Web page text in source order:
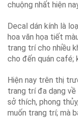
chuộng nhất hiện
Decal dán kính là
hoa văn họa tiết
trang trí cho nhiều
cho đến quán café;
Hiện nay trên thị
trang trí đa dạng về
sở thích, phong
muốn trang trí; mà